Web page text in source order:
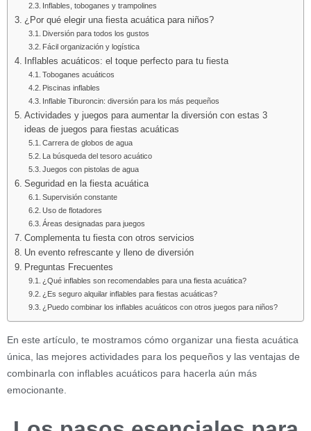
Inflables, toboganes y trampolines
¿Por qué elegir una fiesta acuática para niños?
Diversión para todos los gustos
Fácil organización y logística
Inflables acuáticos: el toque perfecto para tu fiesta
Toboganes acuáticos
Piscinas inflables
Inflable Tiburoncin: diversión para los más pequeños
Actividades y juegos para aumentar la diversión con estas 3
ideas de juegos para fiestas acuáticas
Carrera de globos de agua
La búsqueda del tesoro acuático
Juegos con pistolas de agua
Seguridad en la fiesta acuática
Supervisión constante
Uso de flotadores
Áreas designadas para juegos
Complementa tu fiesta con otros servicios
Un evento refrescante y lleno de diversión
Preguntas Frecuentes
¿Qué inflables son recomendables para una fiesta acuática?
¿Es seguro alquilar inflables para fiestas acuáticas?
¿Puedo combinar los inflables acuáticos con otros juegos para niños?
En este artículo, te mostramos cómo organizar una fiesta acuática
única, las mejores actividades para los pequeños y las ventajas de
combinarla con inflables acuáticos para hacerla aún más
emocionante.